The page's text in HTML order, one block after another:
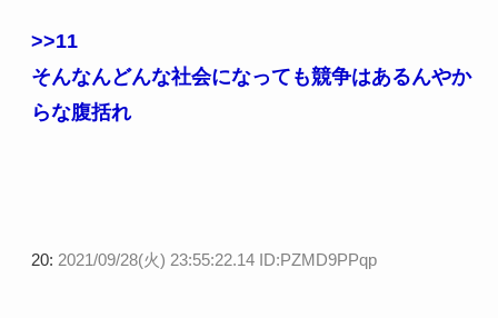
>>11
そんなんどんな社会になっても競争はあるんやか
らな腹括れ
20: 2021/09/28(火) 23:55:22.14 ID:PZMD9PPqp